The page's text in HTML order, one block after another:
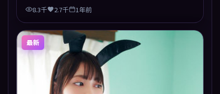
梁。8.3千 2.7千 1年前
最新